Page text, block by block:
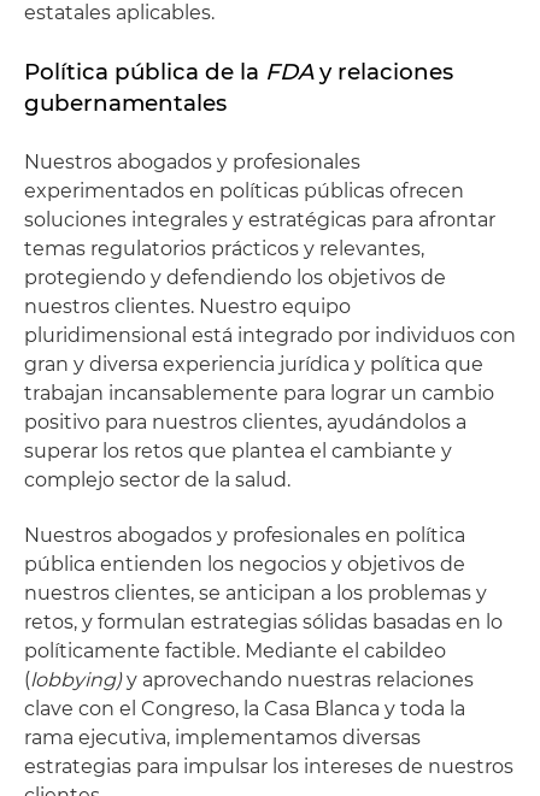
estatales aplicables.
Política pública de la FDAy relaciones
gubernamentales
Nuestros abogados y profesionales
experimentados en políticas públicas ofrecen
soluciones integrales y estratégicas para afrontar
temas regulatorios prácticos y relevantes,
protegiendo y defendiendo los objetivos de
nuestros clientes. Nuestro equipo
pluridimensional está integrado por individuos con
gran y diversa experiencia jurídica y política que
trabajan incansablemente para lograr un cambio
positivo para nuestros clientes, ayudándolos a
superar los retos que plantea el cambiante y
complejo sector de la salud.
Nuestros abogados y profesionales en política
pública entienden los negocios y objetivos de
nuestros clientes, se anticipan a los problemas y
retos, y formulan estrategias sólidas basadas en lo
políticamente factible. Mediante el cabildeo
(lobbying)y aprovechando nuestras relaciones
clave con el Congreso, la Casa Blanca y toda la
rama ejecutiva, implementamos diversas
estrategias para impulsar los intereses de nuestros